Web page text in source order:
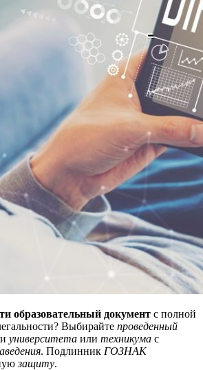
образовательный документ с полной
Выбирайте проведенный
университета или техникума с
. Подлинник ГОЗНАК
защиту.